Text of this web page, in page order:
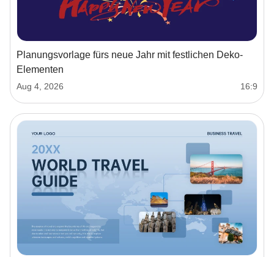
Planungsvorlage fürs neue Jahr mit festlichen Deko-
Elementen
Aug 4, 2026 16:9